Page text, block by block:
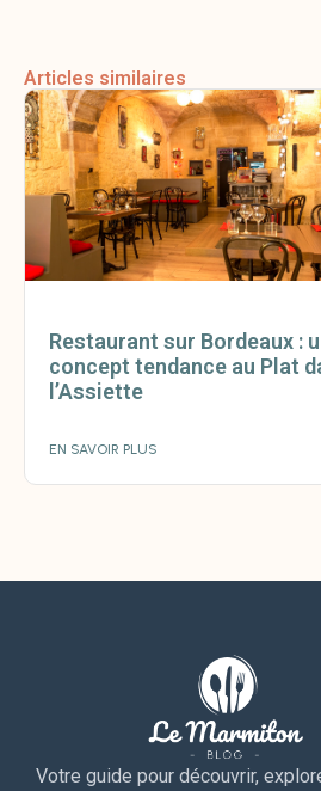
Articles similaires
Restaurant sur Bordeaux :
concept tendance au Plat
l’Assiette
EN SAVOIR PLUS
Votre guide pour découvrir,